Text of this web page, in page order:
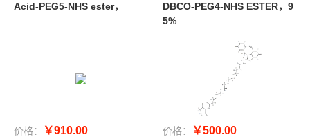
Acid-PEG5-NHS ester，
价格： ￥910.00
DBCO-PEG4-NHS ESTER，9
5%
价格： ￥500.00